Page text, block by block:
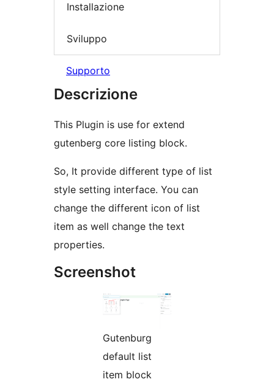
Installazione
Sviluppo
Supporto
Descrizione
This Plugin is use for extend
gutenberg core listing block.
So, It provide different type of list
style setting interface. You can
change the different icon of list
item as well change the text
properties.
Screenshot
Gutenburg
default list
item block